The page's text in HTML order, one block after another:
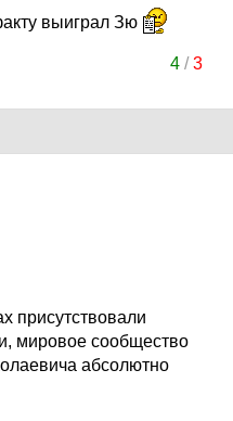
выиграл Зю
4/3
присутствовали
мировое сообщество
абсолютно